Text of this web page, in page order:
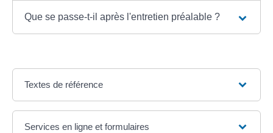
Que se passe-t-il après l'entretien préalable ?
Textes de référence
Services en ligne et formulaires